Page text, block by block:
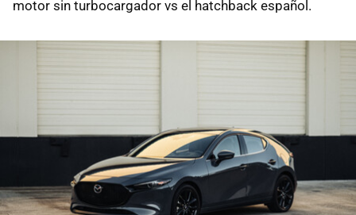
motor sin turbocargador vs el hatchback español.